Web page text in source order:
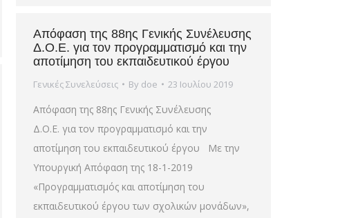
Απόφαση της 88ης Γενικής Συνέλευσης
Δ.Ο.Ε. για τον προγραμματισμό και την
αποτίμηση του εκπαιδευτικού έργου
Γενικές Συνελεύσεις By doe 23 Ιουλίου 2019
Απόφαση της 88ης Γενικής Συνέλευσης
Δ.Ο.Ε. για τον προγραμματισμό και την
αποτίμηση του εκπαιδευτικού έργου Με την
Υπουργική Απόφαση της 18-1-2019
«Προγραμματισμός και αποτίμηση του
εκπαιδευτικού έργου των σχολικών μονάδων»,